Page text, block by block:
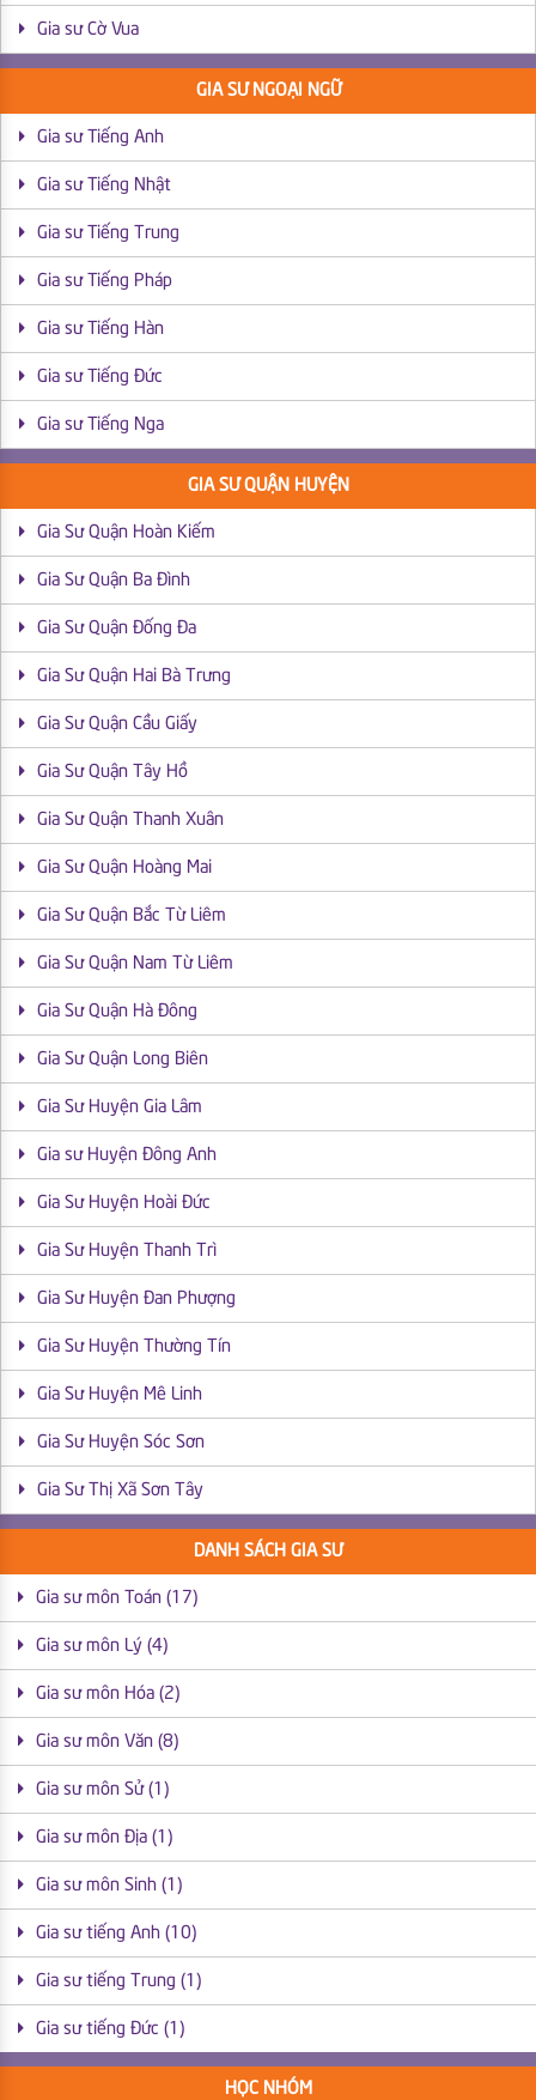
Gia sư Cờ Vua
GIA SƯ NGOẠI NGỮ
Gia sư Tiếng Anh
Gia sư Tiếng Nhật
Gia sư Tiếng Trung
Gia sư Tiếng Pháp
Gia sư Tiếng Hàn
Gia sư Tiếng Đức
Gia sư Tiếng Nga
GIA SƯ QUẬN HUYỆN
Gia Sư Quận Hoàn Kiếm
Gia Sư Quận Ba Đình
Gia Sư Quận Đống Đa
Gia Sư Quận Hai Bà Trưng
Gia Sư Quận Cầu Giấy
Gia Sư Quận Tây Hồ
Gia Sư Quận Thanh Xuân
Gia Sư Quận Hoàng Mai
Gia Sư Quận Bắc Từ Liêm
Gia Sư Quận Nam Từ Liêm
Gia Sư Quận Hà Đông
Gia Sư Quận Long Biên
Gia Sư Huyện Gia Lâm
Gia sư Huyện Đông Anh
Gia Sư Huyện Hoài Đức
Gia Sư Huyện Thanh Trì
Gia Sư Huyện Đan Phượng
Gia Sư Huyện Thường Tín
Gia Sư Huyện Mê Linh
Gia Sư Huyện Sóc Sơn
Gia Sư Thị Xã Sơn Tây
DANH SÁCH GIA SƯ
Gia sư môn Toán (17)
Gia sư môn Lý (4)
Gia sư môn Hóa (2)
Gia sư môn Văn (8)
Gia sư môn Sử (1)
Gia sư môn Địa (1)
Gia sư môn Sinh (1)
Gia sư tiếng Anh (10)
Gia sư tiếng Trung (1)
Gia sư tiếng Đức (1)
HỌC NHÓM